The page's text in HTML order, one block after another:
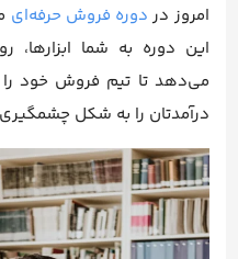
امروز در دوره فروش حرفه‌ای
این دوره به شما ابزارها،
می‌دهد تا تیم فروش خود
درآمدتان را به شکل